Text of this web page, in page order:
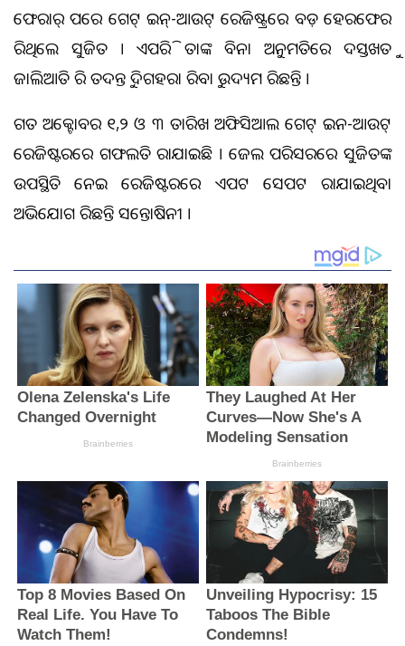
ଫେରାର୍ ପରେ ଗେଟ୍ ଇନ୍-ଆଉଟ୍ ରେଜିଷ୍ଟ୍ରରେ ବଡ଼ ହେରଫେର
କରିଥିଲେ ସୁଜିତ । ଏପରିକି ତାଙ୍କ ବିନା ଅନୁମତିରେ ଦସ୍ତଖତକୁ
ଜାଲିଆତି କରି ତଦନ୍ତକୁ ଦିଗହରା କରିବାକୁ ଉଦ୍ୟମ କରିଛନ୍ତି ।
ଗତ ଅକ୍ଟୋବର ୧,୨ ଓ ୩ ତାରିଖ ଅଫିସିଆଲ ଗେଟ୍ ଇନ-ଆଉଟ୍
ରେଜିଷ୍ଟରରେ ଗଫଲତି କରାଯାଇଛି । ଜେଲ ପରିସରରେ ସୁଜିତଙ୍କ
ଉପସ୍ଥିତି ନେଇ ରେଜିଷ୍ଟରରେ ଏପଟ ସେପଟ କରାଯାଇଥିବା
ଅଭିଯୋଗ କରିଛନ୍ତି ସନ୍ତୋଷିନୀ ।